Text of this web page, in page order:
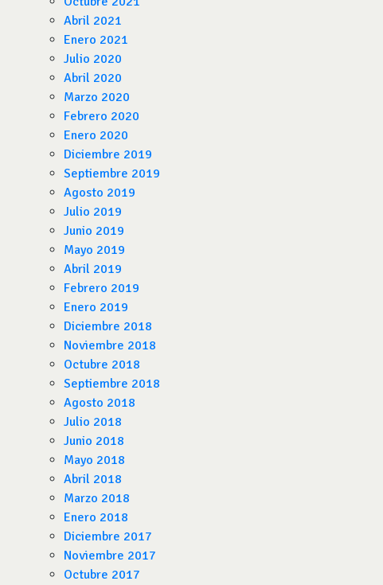
Abril 2021
Enero 2021
Julio 2020
Abril 2020
Marzo 2020
Febrero 2020
Enero 2020
Diciembre 2019
Septiembre 2019
Agosto 2019
Julio 2019
Junio 2019
Mayo 2019
Abril 2019
Febrero 2019
Enero 2019
Diciembre 2018
Noviembre 2018
Octubre 2018
Septiembre 2018
Agosto 2018
Julio 2018
Junio 2018
Mayo 2018
Abril 2018
Marzo 2018
Enero 2018
Diciembre 2017
Noviembre 2017
Octubre 2017